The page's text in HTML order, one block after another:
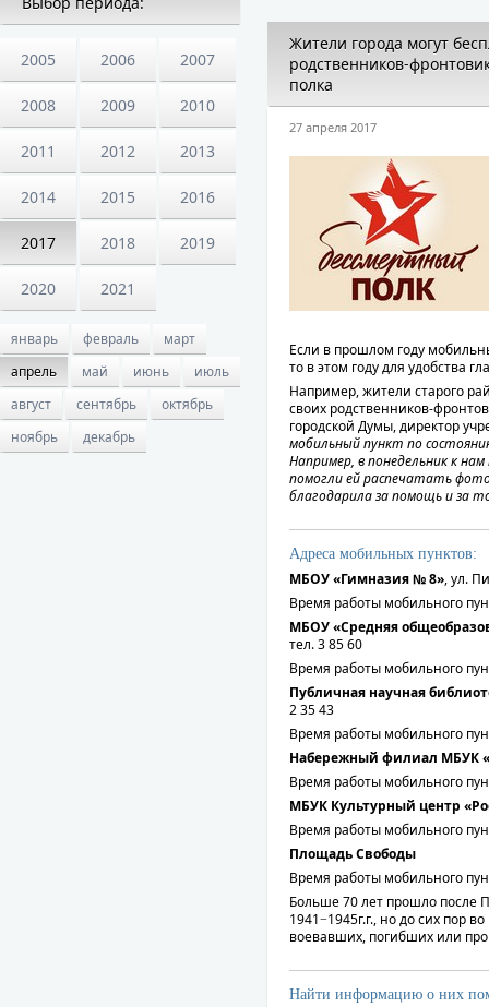
2005 2006 2007
2008 2009 2010
2011 2012 2013
2014 2015 2016
2017 2018 2019
2020 2021
январь февраль
март
апрель
май июнь
июль
август
сентябрь
октябрь
ноябрь
декабрь
Жители города могут
родственников-
полка
27 апреля 2017
Если в прошлом году
то в этом году для удобства
Например, жители старого
своих родственников-
городской Думы, директор
мобильный пункт по
Например, в понедельник к
помогли ей распечатать
благодарила за помощь и за
Адреса мобильных пунктов:
МБОУ «Гимназия № 8», ул.
Время работы мобильного
МБОУ «Средняя
тел. 3 85 60
Время работы мобильного
Публичная научная
2 35 43
Время работы мобильного
Набережный филиал МБУК
Время работы мобильного
МБУК Культурный центр
Время работы мобильного
Площадь Свободы
Время работы мобильного
Больше 70 лет прошло после
1941−1945г.г., но до сих пор
воевавших, погибших или
Найти информацию о них